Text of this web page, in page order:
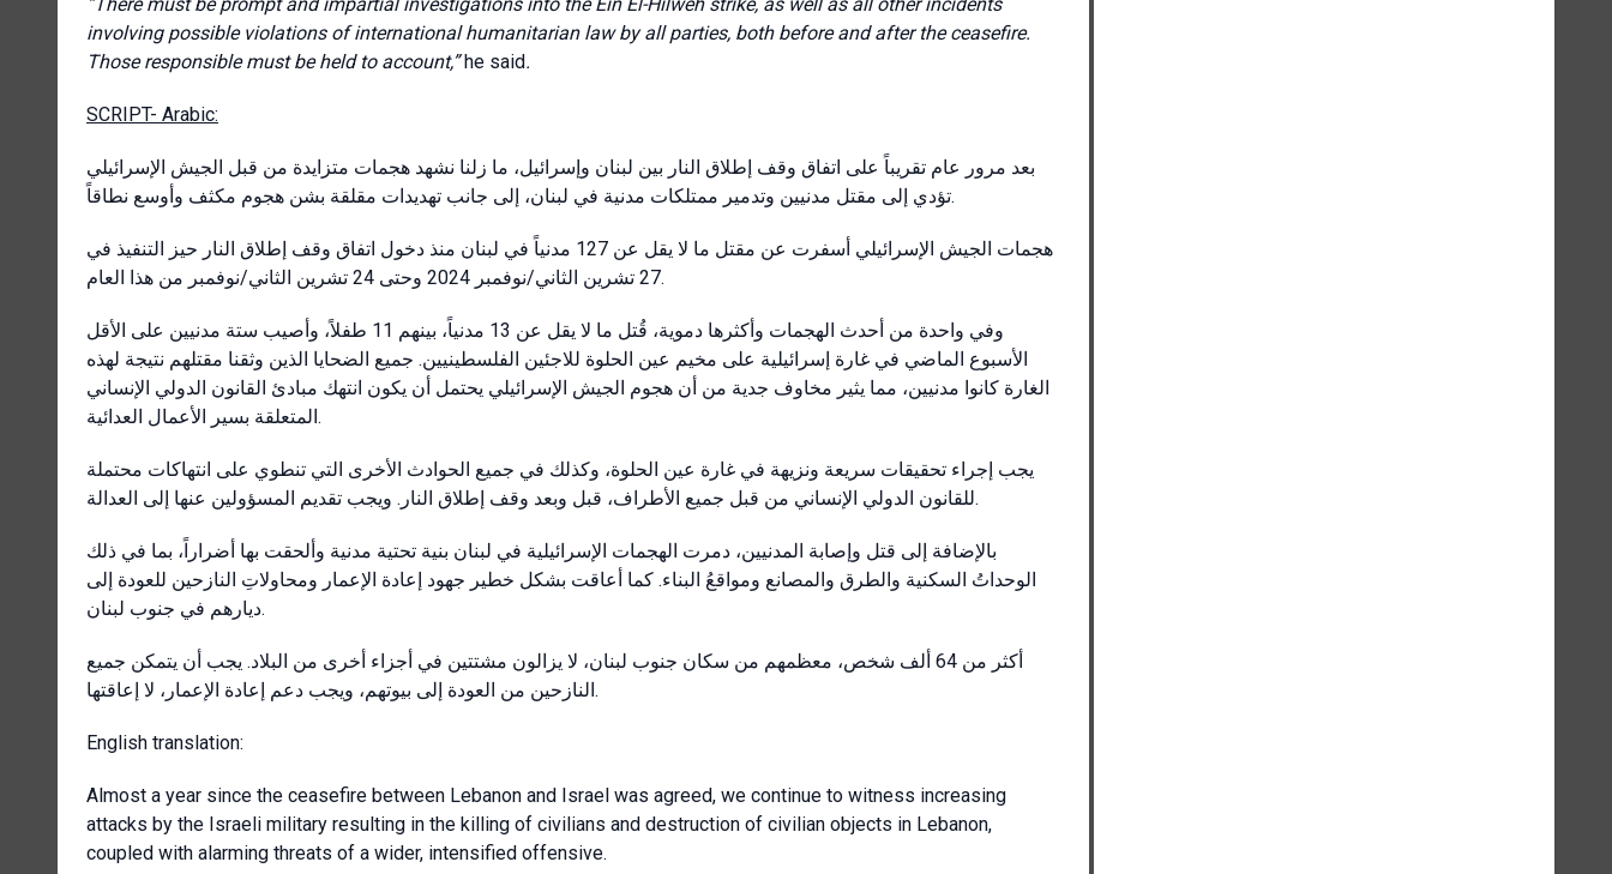
involving possible violations of international humanitarian law by all parties, both before and after the ceasefire.
Those responsible must be held to account,”he said.
SCRIPT- Arabic:
بعد مرور عام تقريباً على اتفاق وقف إطلاق النار بين لبنان وإسرائيل، ما زلنا نشهد هجمات متزايدة من قبل الجيش الإسرائيلي
تؤدي إلى مقتل مدنيين وتدمير ممتلكات مدنية في لبنان، إلى جانب تهديدات مقلقة بشن هجوم مكثف وأوسع نطاقاً.
هجمات الجيش الإسرائيلي أسفرت عن مقتل ما لا يقل عن 127 مدنياً في لبنان منذ دخول اتفاق وقف إطلاق النار حيز التنفيذ في
27 تشرين الثاني/نوفمبر 2024 وحتى 24 تشرين الثاني/نوفمبر من هذا العام.
وفي واحدة من أحدث الهجمات وأكثرها دموية، قُتل ما لا يقل عن 13 مدنياً، بينهم 11 طفلاً، وأصيب ستة مدنيين على الأقل
الأسبوع الماضي في غارة إسرائيلية على مخيم عين الحلوة للاجئين الفلسطينيين. جميع الضحايا الذين وثقنا مقتلهم نتيجة لهذه
الغارة كانوا مدنيين، مما يثير مخاوف جدية من أن هجوم الجيش الإسرائيلي يحتمل أن يكون انتهك مبادئ القانون الدولي الإنساني
المتعلقة بسير الأعمال العدائية.
يجب إجراء تحقيقات سريعة ونزيهة في غارة عين الحلوة، وكذلك في جميع الحوادث الأخرى التي تنطوي على انتهاكات محتملة
للقانون الدولي الإنساني من قبل جميع الأطراف، قبل وبعد وقف إطلاق النار. ويجب تقديم المسؤولين عنها إلى العدالة.
بالإضافة إلى قتل وإصابة المدنيين، دمرت الهجمات الإسرائيلية في لبنان بنية تحتية مدنية وألحقت بها أضراراً، بما في ذلك
الوحداتُ السكنية والطرق والمصانع ومواقعُ البناء. كما أعاقت بشكل خطير جهود إعادة الإعمار ومحاولاتِ النازحين للعودة إلى
ديارهم في جنوب لبنان.
أكثر من 64 ألف شخص، معظمهم من سكان جنوب لبنان، لا يزالون مشتتين في أجزاء أخرى من البلاد. يجب أن يتمكن جميع
النازحين من العودة إلى بيوتهم، ويجب دعم إعادة الإعمار، لا إعاقتها.
English translation:
Almost a year since the ceasefire between Lebanon and Israel was agreed, we continue to witness increasing
attacks by the Israeli military resulting in the killing of civilians and destruction of civilian objects in Lebanon,
coupled with alarming threats of a wider, intensified offensive.